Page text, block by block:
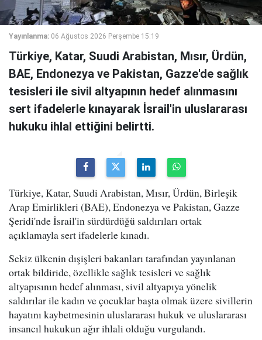
Yayınlanma: 06 Ağustos 2026 Perşembe 15:19
Türkiye, Katar, Suudi Arabistan, Mısır, Ürdün,
BAE, Endonezya ve Pakistan, Gazze'de sağlık
tesisleri ile sivil altyapının hedef alınmasını
sert ifadelerle kınayarak İsrail'in uluslararası
hukuku ihlal ettiğini belirtti.
Türkiye, Katar, Suudi Arabistan, Mısır, Ürdün, Birleşik
Arap Emirlikleri (BAE), Endonezya ve Pakistan, Gazze
Şeridi'nde İsrail'in sürdürdüğü saldırıları ortak
açıklamayla sert ifadelerle kınadı.
Sekiz ülkenin dışişleri bakanları tarafından yayınlanan
ortak bildiride, özellikle sağlık tesisleri ve sağlık
altyapısının hedef alınması, sivil altyapıya yönelik
saldırılar ile kadın ve çocuklar başta olmak üzere sivillerin
hayatını kaybetmesinin uluslararası hukuk ve uluslararası
insancıl hukukun ağır ihlali olduğu vurgulandı.